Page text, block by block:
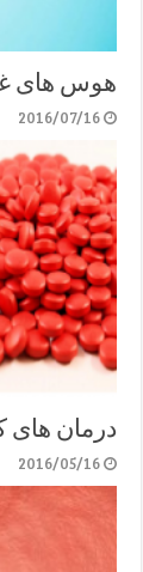
هوس های
2016/07/16
درمان های
2016/05/16